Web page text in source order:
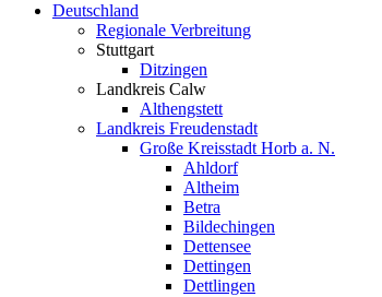
Deutschland
Regionale Verbreitung
Stuttgart
Ditzingen
Landkreis Calw
Althengstett
Landkreis Freudenstadt
Große Kreisstadt Horb a. N.
Ahldorf
Altheim
Betra
Bildechingen
Dettensee
Dettingen
Dettlingen